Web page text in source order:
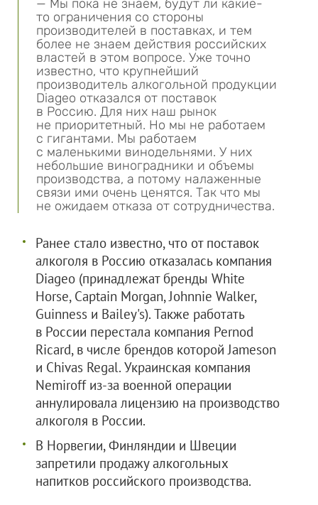
— Мы пока не знаем, будут ли какие-
то ограничения со стороны
производителей в поставках, и тем
более не знаем действия российских
властей в этом вопросе. Уже точно
известно, что крупнейший
производитель алкогольной продукции
Diageo отказался от поставок
в Россию. Для них наш рынок
не приоритетный. Но мы не работаем
с гигантами. Мы работаем
с маленькими винодельнями. У них
небольшие виноградники и объемы
производства, а потому налаженные
связи ими очень ценятся. Так что мы
не ожидаем отказа от сотрудничества.
Ранее стало известно, что от поставок
алкоголя в Россию отказалась компания
Diageo (принадлежат бренды White
Horse, Captain Morgan, Johnnie Walker,
Guinness и Bailey's). Также работать
в России перестала компания Pernod
Ricard, в числе брендов которой Jameson
и Chivas Regal. Украинская компания
Nemiroff из-за военной операции
аннулировала лицензию на производство
алкоголя в России.
В Норвегии, Финляндии и Швеции
запретили продажу алкогольных
напитков российского производства.